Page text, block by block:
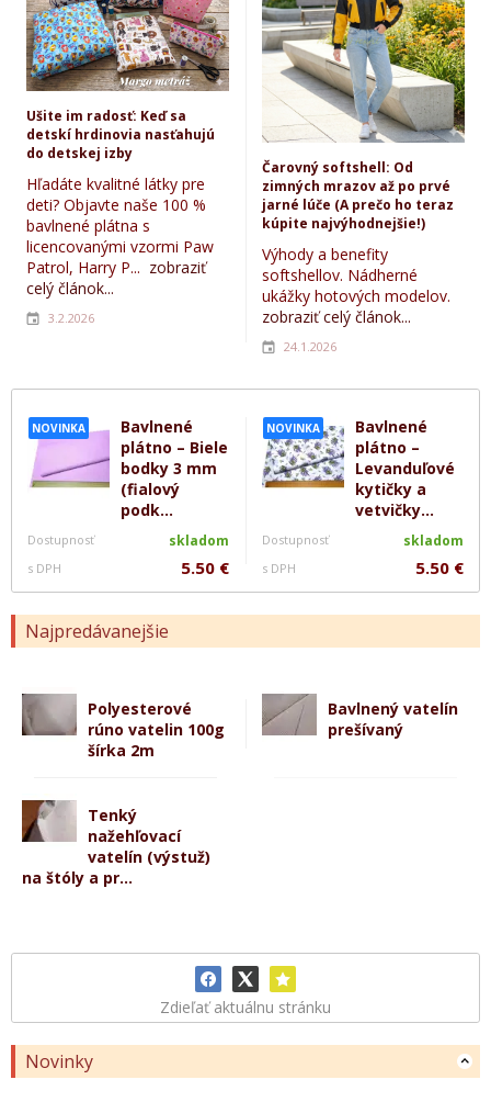
NOVINKA
Bavlnené
plátno – Biele
bodky 3 mm
(fialový
podk...
Dostupnosť skladom
s DPH 5.50 €
NOVINKA
Bavlnené
plátno –
Levanduľové
kytičky a
vetvičky...
Dostupnosť skladom
s DPH 5.50 €
Najpredávanejšie
Polyesterové
rúno vatelin 100g
šírka 2m
Bavlnený vatelín
prešívaný
Tenký
nažehľovací
vatelín (výstuž)
na štóly a pr...
Zdieľať aktuálnu stránku
Novinky
Ušite im radosť: Keď sa
detskí hrdinovia nasťahujú
do detskej izby
Hľadáte kvalitné látky pre
deti? Objavte naše 100 %
bavlnené plátna s
licencovanými vzormi Paw
Patrol, Harry P... zobraziť
celý článok...
3.2.2026
Čarovný softshell: Od
zimných mrazov až po prvé
jarné lúče (A prečo ho teraz
kúpite najvýhodnejšie!)
Výhody a benefity
softshellov. Nádherné
ukážky hotových modelov.
zobraziť celý článok...
24.1.2026